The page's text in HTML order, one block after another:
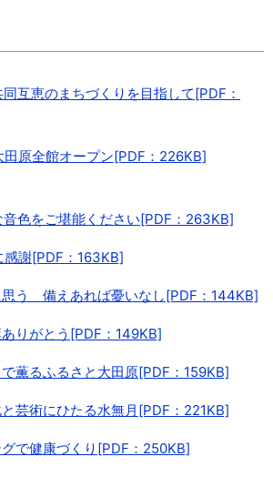
互恵のまちづくりを目指して[PDF：
田原全館オープン[PDF：226KB]
音色をご堪能ください[PDF：263KB]
感謝[PDF：163KB]
思う 備えあれば憂いなし[PDF：144KB]
りがとう[PDF：149KB]
薫るふるさと大田原[PDF：159KB]
芸術にひたる水無月[PDF：221KB]
で健康づくり[PDF：250KB]